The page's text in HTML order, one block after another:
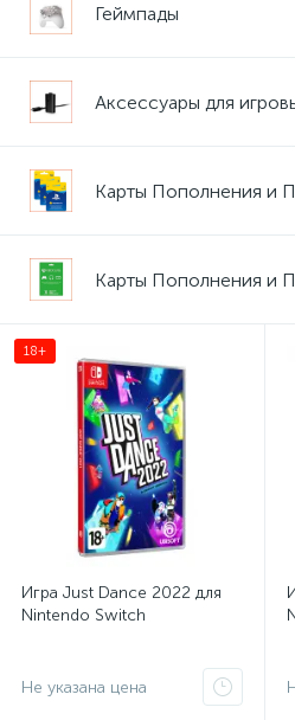
Геймпады
Аксессуары для
Карты Пополнения и
Карты Пополнения и
18+
Игра Just Dance 2022 для
Nintendo Switch
Не указана цена